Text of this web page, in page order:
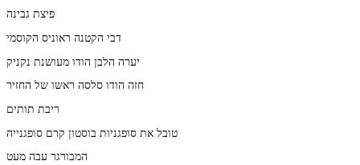
פיצת גבינה
דבי הקטנה ראוניס הקוסמי
יערה הלבן הודו מעושנת נקניק
חזה הודו סלסה ראשו של החזיר
ריבת תותים
טובל את סופגניות בוסטון קרם סופגנייה
המבורגר עבה מעט